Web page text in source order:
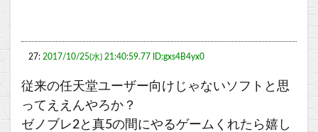
27: 2017/10/25(水) 21:40:59.77 ID:gxs4B4yx0
従来の任天堂ユーザー向けじゃないソフトと思
ってええんやろか？
ゼノブレ2と真5の間にやるゲームくれたら嬉し